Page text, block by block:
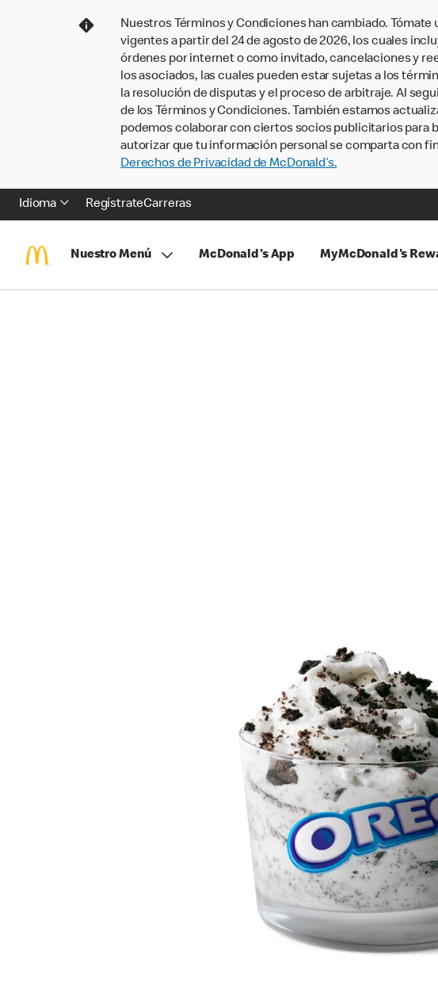
Nuestros Términos y Condiciones han cambiado.
vigentes a partir del 24 de agosto de 2026, los cuales
órdenes por internet o como invitado, cancelaciones y
los asociados, las cuales pueden estar sujetas a los
la resolución de disputas y el proceso de arbitraje. Al
de los Términos y Condiciones. También estamos
podemos colaborar con ciertos socios publicitarios para
autorizar que tu información personal se comparta con
Derechos de Privacidad de McDonald’s.
Idioma RegístrateCarreras
Nuestro Menú McDonald's App MyMcDonald's